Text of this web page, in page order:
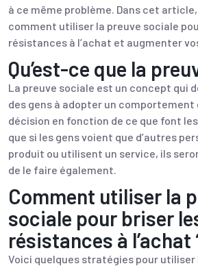
à ce même problème. Dans cet
comment utiliser la preuve sociale
résistances à l’achat et augmenter
Qu’est-ce que la
La preuve sociale est un concept qui
des gens à adopter un comportement
décision en fonction de ce que font
que si les gens voient que d’autres
produit ou utilisent un service, ils
de le faire également.
Comment utiliser la
sociale pour briser
résistances à l’achat
Voici quelques stratégies pour utiliser